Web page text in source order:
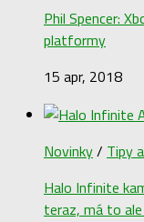
Phil Spencer:
platformy
15 apr, 2018
Novinky/ Tipy
Halo Infinite
teraz, má to